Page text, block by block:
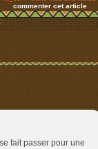
commenter cet article
fait passer pour une